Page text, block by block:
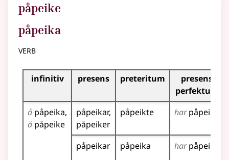
påpeike
påpeika
verb
Bøyningstabell for dette verbet
infinitiv presens preteritum
presens
perfektum
å påpeika
å påpeike
påpeikar
påpeiker
påpeikte harpåpeikt
påpeikar påpeika harpåpeika